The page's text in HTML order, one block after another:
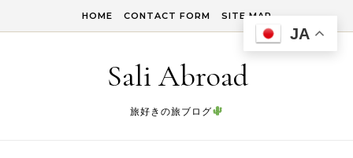
HOME CONTACT FORM SITE MAP
Sali Abroad
旅好きの旅ブログ
JA